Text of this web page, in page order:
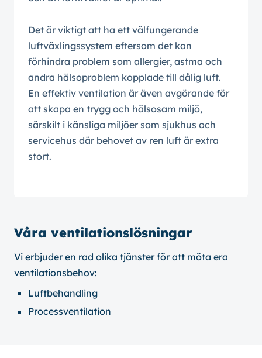
Det är viktigt att ha ett välfungerande
luftväxlingssystem eftersom det kan
förhindra problem som allergier, astma och
andra hälsoproblem kopplade till dålig luft.
En effektiv ventilation är även avgörande för
att skapa en trygg och hälsosam miljö,
särskilt i känsliga miljöer som sjukhus och
servicehus där behovet av ren luft är extra
stort.
Våra ventilationslösningar
Vi erbjuder en rad olika tjänster för att möta era
ventilationsbehov:
Luftbehandling
Processventilation